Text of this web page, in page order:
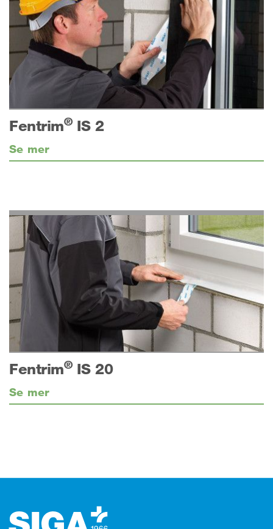
Fentrim®IS 2
Se mer
Fentrim®IS 20
Se mer